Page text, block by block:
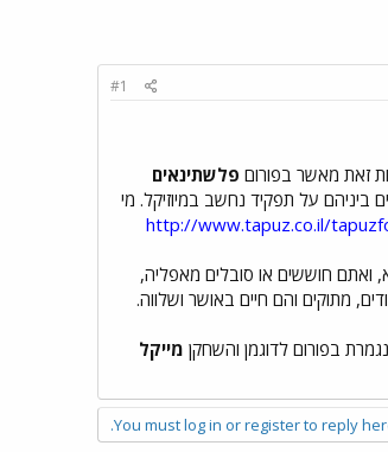
#1
זאת מאשר בפורום פלשתינאים
ביניהם על תפקיד נחשב במיוזיקל. מי
http://www.tapuz.co.il/
ואתם חוששים או סובלים מאפליה,
מתוקים והם חיים באושר ושלווה.
בפורום לדוגמן והשחקן מייקל
You must log in or register to reply